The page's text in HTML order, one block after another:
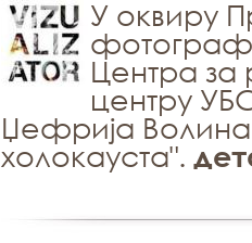
У оквиру
Центра за
центру
Џефрија
холокауста".